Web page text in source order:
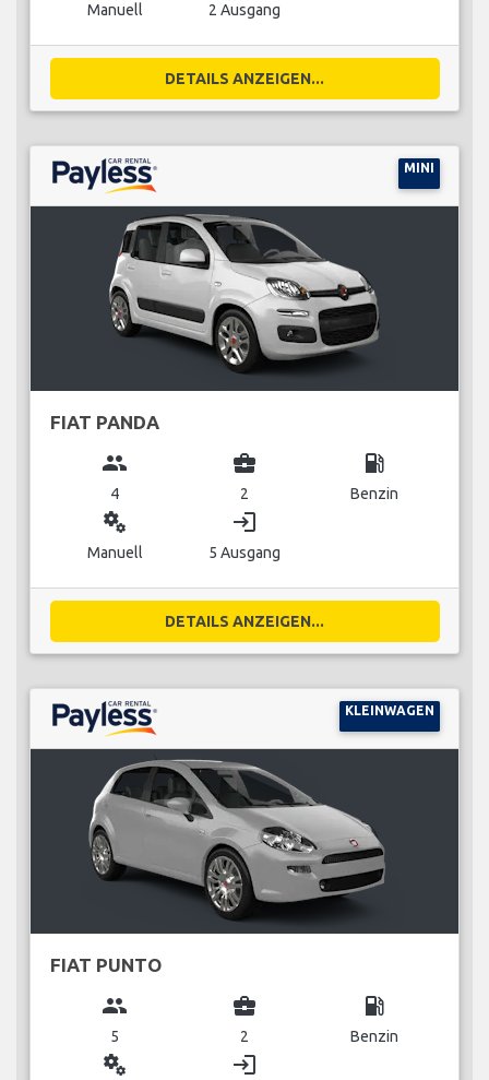
Manuell 2 Ausgang
DETAILS ANZEIGEN...
MINI
FIAT PANDA
group
4
business_center
2
local_gas_station
Benzin
miscellaneous_services
Manuell
login
5 Ausgang
DETAILS ANZEIGEN...
KLEINWAGEN
FIAT PUNTO
group
5
business_center
2
local_gas_station
Benzin
miscellaneous_services login